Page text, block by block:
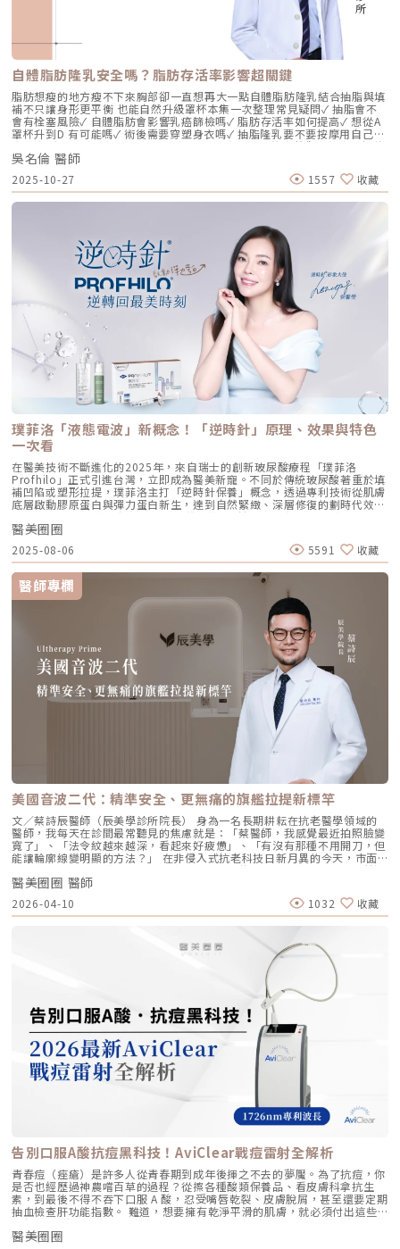
藥集團。身為專業醫師，我非常看重產品的「純淨度」與「穩定性」。
Profhilo 之所以能在國際醫美界佔有一席之地，在於其革命性的
NAHYCO™ 專利熱融合技術。1. 醫學界的「純淨」突破：無化學交聯劑一
般玻尿酸為了維持在體內的時間，必須添加化學交聯劑（如 BDDE）。雖然
這在合法範圍內是安全的，但對於過敏體質或追求極致天然的客戶來說，仍
存在延遲性發炎的風險。Profhilo逆時針 透過精確的加熱與降溫製程，讓
高分子與低分子玻尿酸產生自然的氫鍵鍵結，完全不含 BDDE。這意味著它
具備極高的「生物相容性」，注射後能與人體組織完美融合。2. 高低分子玻
尿酸的「黃金比例」Profhilo 含有目前市面上極高濃度的玻尿酸
（64mg/2ml），它結合了： 高分子量玻尿酸（H-HA）：提供穩定的物理
支撐與深層鎖水，改善鬆弛。 低分子量玻尿酸（L-HA）：作為傳遞信號的
分子，直接活化真皮層內的纖維母細胞，誘導膠原蛋白與彈力蛋白新生。這
種「1+1 > 2」的協同作用，讓 Profhilo 在進入皮膚後，能像液態電波一
樣迅速擴散，全面性地改善膚質。三、 3 種細胞與 5 種蛋白：解開「液態
電波」的逆齡關鍵在辰美學的診間，我常跟客戶解釋，Profhilo 就像是為
肌膚施加了一種「啟動指令」。它不僅僅是補水，而是啟動了「3+5 逆齡機
制」： 活化 3 種關鍵細胞： 纖維母細胞：這是皮膚的「膠原工廠」。 角質
胞：幫助恢復皮下組織的飽滿感，減緩隨著年齡增長的皮下萎縮。 啟動 5
種關鍵結構蛋白：包括 I 型、III 型、IV 型、VII 型膠原蛋白以及最關鍵的彈
力蛋白。這種全方位的重塑效果，能讓下顎線變清晰，讓細紋從底層淡化。
這就是為什麼它被暱稱為「液態電波」。電波是靠「熱能」刺激新生，而
Profhilo 是靠「生物分子信號」啟動新生。對於皮膚薄、怕痛或不適合高
能量儀器的客戶來說，這是一個非常理想的選擇。四、 蔡醫師的精準美
學：BAP 五點拉提點位解析施打 Profhilo 是一門藝術。我們採用國際標準
的 BAP（Bio Aesthetic Points）五點拉提打法，這五個點是避開重要血
管、精準對準臉部支撐結構的黃金位置： [1] 顴骨高點： 位於顴骨最突出的
地方，需離眼睛外側至少 2 公分。能像掛鉤一樣，為中臉提供向上向外的支
撐力。 [2] 鼻翼與瞳孔垂直線交界： 在鼻翼與耳廓之間畫出水平線，再從瞳
孔中線畫垂直線，兩線交交叉處作為注射點。能有效改善法令紋，飽滿面中
部。 [3] 耳廓下前緣： 位於耳廓下緣的前方約 1 公分處。是收緊臉部外側
輪廓、強化下頷線條的關鍵。 [4] 下頷嘴角交界： 在下巴中軸線的三分之一
處畫垂直線，再向唇角方向移動 1.5 公分。可以修飾木偶紋，改善嘴角下
垂。 [5] 下顎角前緣： 位於下顎角前側約 1 公分處。幫助拉緊腮幫子多餘
的鬆弛組織，讓下顎線條清晰。五、 哪些部位最適合 Profhilo 逆時針？
Profhilo 逆時針之所以能成為抗老界的寵兒，不僅是因為它的成分純淨，
更因為它解決了傳統醫美難以觸及的「盲區」。它不靠體積填充，而是透過
「液態拉皮」的概念，從根本提升肌膚彈性。以下四個部位是我在臨床運用
中最推薦的：1. 臉部液態拉皮：BAP 五點精準誘導這是 Profhilo 的核心應
用。與傳統玻尿酸增加臉部「厚重感」或「體積支撐」的邏輯完全不同，
Profhilo 本質上是液態拉皮。我們採用國際標準的 BAP（Bio Aesthetic
Points）五點注射法，這五個點是避開重要血管、精準將玻尿酸導入真皮層
的黃金位置： 顴骨高點：啟動中臉肌膚的生物重塑，優化張力。 鼻翼瞳孔
交界：透過提升肌膚彈力，自然弱化法令紋的視覺感。 耳廓下前緣：強化
臉部外側緊緻度，讓輪廓不再鬆垮。 下頷嘴角交界：改善嘴角周圍的鬆
弛，恢復皮膚原有的拉力。 下顎角前緣：誘導彈力蛋白新生，收緊下頷邊
緣的曲線。這五個點位並非用來「填充凹陷」，而是作為信號啟動點，讓玻
尿酸在皮下如水幕般擴散，誘導彈力蛋白大量新生，像是在皮下植入了一層
隱形的「彈力網」，讓下顎線與中臉自然回歸緊緻狀態。2. 火雞頸與橫向頸
紋：修復彈力纖維的救星頸部皮膚極薄，且缺乏支撐結構，老化多半是因為
彈力纖維斷裂。傳統填充型玻尿酸因為有化學交聯，施打後容易因重力或皮
膚過薄而產生凸起（毛毛蟲現象）。Profhilo 具備極佳的流動性，能均勻
滲透進頸部真皮層，不是填平皺紋，而是從底層重塑頸部肌膚的厚度與張
力，是目前改善頸部質感的首選。3. 手背（雞爪手）：重建真皮層的緊實度
雙手最容易因彈力蛋白流失而顯得乾癟、血管明顯。Profhilo 透過「非填
充」的方式，啟動手背肌膚的自我修復機制。它不僅是補水，更是透過生物
重塑增加組織的彈性與結構感，讓手背肌膚恢復細緻平滑，找回如少女般優
雅的肌膚張力。4. 口周細紋：自然軟化而不僵硬對於愛笑或年長客戶常見的
唇周紋，若使用傳統填充物，常會因為增加了體積而讓表情變得僵硬。
Profhilo 透過液態拉皮的原理，在不改變五官比例的前提下，誘導唇周肌
膚新生彈力蛋白，從底層「軟化」細小紋路，讓整個人看起來更加柔和、自
然。六、 蔡醫師的診間建議：如何規劃妳的「逆時針」計畫？在辰美學，
我們追求的是「長效且細膩」的美，而非瞬間的煙火式改變。針對初次接觸
Profhilo 逆時針 的客戶，我通常會建議以「週期性重塑」的方式來規劃妳
的專屬美學地圖：1. 基礎療程：建議至少進行 2 至 3 次為了達到最佳的彈
力蛋白新生與肌底環境優化，單次施打僅是啟動信號，完整的重塑需要時間
堆疊： 啟動期（第 1 次與第 2 次）： 建議間隔 1 個月施打。這兩次密集的
治療能確保高濃度玻尿酸在真皮層內建立穩固的擴散網絡，全面活化纖維母
細胞。 強化期（第 2 次與第 3 次）： 建議間隔3到6個月進行第三次施打。
這是一個關鍵的鞏固點，能延續細胞的再生信號，讓拉皮效果更具層次感。
維持期： 經過這 3 次完整的週期療程後，肌膚的緊緻度與細緻質感通常可
以維持九個月左右的時間。2.術後照護：輕盈無負擔的修復由於 Profhilo
是極高純度的玻尿酸且不含化學交聯劑，術後反應極輕。只需在 24 小時內
避免劇烈運動與高溫環境（如溫泉、蒸氣室、高溫瑜伽），其餘日常生活、
上妝均不受影響，非常適合行程滿檔的都會女性。結語：美，是找回妳原本
的自然光采抗老不應該是「加法」，而是「還原」。Profhilo 逆時針的哲
學與辰美學的理念不謀而合：我們不希望客戶變得不像自己，我們希望妳在
未來的日子裡，依然保有那份緊緻、透亮的彈力美感。妳不需要厚重的粉底
來遮蓋疲態，因為最美的底妝，就是妳健康的真皮層。如果妳也想體驗這種
「由內而外」的重塑感，歡迎來到辰美學，讓我們為妳量身定制專屬的逆齡
處方箋。「詳細內容請詳見辰美學官網」
自體脂肪隆乳安全嗎？脂肪存活率影響超關鍵
脂肪想瘦的地方瘦不下來胸部卻一直想再大一點自體脂肪隆乳結合抽脂與填
補不只讓身形更平衡 也能自然升級罩杯本集一次整理常見疑問✓ 抽脂會不
會有栓塞風險✓ 自體脂肪會影響乳癌篩檢嗎✓ 脂肪存活率如何提高✓ 想從A
罩杯升到D 有可能嗎✓ 術後需要穿塑身衣嗎✓ 抽脂隆乳要不要按摩用自己的
脂肪 打造柔軟真實的胸型適合誰 怎麼做 最有效將給妳完整觀念與安心評估
依據重點摘要：0:00 #她說他說0:40 #自體脂肪隆乳v.s.#假體隆乳 想要哪
一樣？1:02 關於手術安全性 #自體隆乳2:12 不同的抽脂方式 #脂肪存活率
會一樣嗎？3:16 關於抽脂安全 #脂肪栓塞問題 ？4:09 關於手術安全性 #矽
膠隆乳相關影片：• 罩杯升級前必看，自體脂肪豐胸解析！ EP20• 男生
女乳好尷尬，胸部困擾的隱藏原因你有嗎？ EP24• 抽就對了？抽脂局部雕
@aclinichttps://lin.ee/zGPja49▼詢問整形大小事https://answer-
clinic.com/▼詢問皮膚大小事https://answer-skin.com/▼詢問變美大小
事https://answer-skincare.com/安瑟美膚整形外科診所
FBhttps://www.facebook.com/AnswerClinic安瑟美膚整形外科診所
IGhttps://www.instagram.com/aclinic.group/吳名倫醫師：Dr.Allen 整
形醫美體塑學苑https://www.facebook.com/drallenbody吳名倫醫師
IGhttps://www.instagram.com/psdr_allen/安瑟美膚整形外科診所地
址：臺北市大安區安和路一段113號2樓之1電話：（02）7709-9398
吳名倫 醫師
2025-10-27 1557 收藏
璞菲洛「液態電波」新概念！「逆時針」原理、效果與特色
一次看
在醫美技術不斷進化的2025年，來自瑞士的創新玻尿酸療程「璞菲洛
Profhilo」正式引進台灣，立即成為醫美新寵。不同於傳統玻尿酸著重於填
補凹陷或塑形拉提，璞菲洛主打「逆時針保養」概念，透過專利技術從肌膚
底層啟動膠原蛋白與彈力蛋白新生，達到自然緊緻、深層修復的劃時代效
果。 Profhilo更邀請郭台銘夫人曾馨瑩擔任形象大使，迅速成為市場焦
點。我們將帶你全面認識這項創新療程，從作用原理、五大特色到適合對象
與常見問題，一次搞懂「逆時針玻尿酸」的魅力！ 璞菲洛Profhilo是什
麼？ 璞菲洛是一項注射型玻尿酸產品，由瑞士IBSA研發，正式名稱為「高
低分子玻尿酸皮下植入劑」，在台灣獲得衛福部核准，俗稱為「逆時針」。
與傳統玻尿酸不同，璞菲洛不以填補凹陷為目的，而是透過生物重塑（bio-
remodeling）方式，喚醒肌膚自身的修復機能，促進膠原蛋白和彈力蛋白
的生成，達到自然緊緻與改善膚質的效果。璞菲洛Profhilo的五大特色璞菲
洛之所以能引發醫美界關注，主要在於它與傳統玻尿酸有著本質上的不同，
透過獨特技術從根本上改善肌膚狀態。以下是璞菲洛最突出的五大特色：1.
獨特「生物重塑」機制：啟動膠原與彈力蛋白再生璞菲洛的核心技術採用專
利高、低分子量玻尿酸複合配方，在不添加交聯劑的情況下，能刺激皮膚深
層的纖維母細胞、角質細胞和脂肪細胞，促使膠原蛋白和彈力蛋白大量新
生，從源頭改善肌膚鬆弛與老化問題。2. 全面改善膚況：不只填補，更提升
整體膚質有別於傳統玻尿酸的局部填充，璞菲洛注射後會均勻擴散至皮膚的
真皮層與皮下組織。這使得它能全面性地改善肌膚，包括： 提升肌膚緊實
度與彈性 深層補水、改善乾燥與粗糙 減少細紋、改善膚色不均3. 自然柔和
的效果：告別「饅化臉」璞菲洛的質地較輕盈、流動性高，主要作用提升肌
膚本身的飽滿度與光澤，而不是增加額外體積。因此，能帶來自然、柔和的
改善效果，避免了傳統填充劑可能導致的僵硬或「饅化」現象，讓你看起來
就像是膚況變好了，而不是動了手腳。4. 獨創 BAP 五點注射技術：療程更
舒適、更快速採用獨家的 BAP (Bio Aesthetic Points) 五點注射技術。醫師
只需在臉部兩側各選擇五個精準的生物美學點進行注射，就能讓玻尿酸均勻
擴散至全臉。這大大減少了注射的針數和疼痛感，也降低了術後瘀青和腫脹
的機率，讓療程更加舒適、快速。5. 高濃度、不含交聯劑：安全性高、低發
炎風險以高濃度玻尿酸為主要成分，且製程中不使用任何化學交聯劑，能有
效降低注射後的發炎反應與過敏風險。同時，也經過多項國際認證，確保了
產品的純淨與安全性。逆時針（Profhilo） vs. 傳統玻尿酸比較 療程名稱
逆時針 (Profhilo) 傳統玻尿酸填充劑 主要功能 「生物重塑」(Bio-
remodeling)， 刺激膠原蛋白和彈力蛋白再生，從根本改善膚質 「填充」
和「支撐」， 用於填補凹陷、雕塑輪廓 成分組成 專利技術結合高低分子玻
尿酸， 64mg/2ml 高濃度，無交聯劑 玻尿酸會添加交聯劑，以增加黏度和
支撐力， 能維持體積不被快速分解 作用機制 注射後會均勻擴散至皮膚深
視個人體質、代謝與保養習慣而異） 約6～18個月 （因品牌、分子大小及
個人體質而異） 值得一提的是，它不像音波拉提需要靠機器操作、產生熱
能導致術後紅腫，也不會像玻尿酸填充容易造成過度膨脹的人工感，而是像
「智慧型保養」，漸進式修復你的肌膚底層架構。哪些人適合做璞菲洛？
Profhilo不僅適合輕熟女族群，也非常適合希望改善整體膚況、延緩老化的
人。尤其推薦給以下族群： 面臨初老症狀者： 臉部、頸部或手部出現細
紋、輕微鬆弛，以及肌膚彈性下降、缺乏緊實感的人。 膚質困擾者： 肌膚
乾燥、毛孔粗大、膚色不均或膚質粗糙，希望透過深層保濕來全面提升膚況
的人。 追求自然效果者： 不希望外觀有大幅度改變，只想透過自然、漸進
的方式讓自己看起來更年輕、更有氣色。 對其他療程敏感者： 曾對雷射、
能量儀器等療程反應較大，或希望尋找一種低風險、低修復期的保養方式。
忙碌但仍想維持好氣色的族群非常友善。璞菲洛療程建議與效果說明璞菲洛
建議以三次療程為一完整週期，前兩次治療間隔約30天，第三次則可延長至
4至6個月後進行。必要時，醫師會根據患者肌膚老化程度，評估是否安排加
強治療，以達到最佳效果。大部分患者在首次治療後約2至4週，能感受到肌
膚保濕度提升與質感柔嫩。完整療程結束後，肌膚彈性、細緻度與毛孔緊實
度明顯改善，效果可維持數月，期間因人而異，與個人膚質及保養習慣相
關。針對肌膚老化較嚴重的患者，醫師會提供客製化療程方案，確保治療成
效符合期待。為何完成完整療程後仍需定期補打？雖然Profhilo在第一年完
醫美圈圈
2025-08-06 5591 收藏
醫師專欄
美國音波二代：精準安全、更無痛的旗艦拉提新標竿
文／蔡詩辰醫師（辰美學診所院長） 身為一名長期耕耘在抗老醫學領域的
醫師，我每天在診間最常聽見的焦慮就是：「蔡醫師，我感覺最近拍照臉變
寬了」、「法令紋越來越深，看起來好疲憊」、「有沒有那種不用開刀，但
能讓輪廓線變明顯的方法？」 在非侵入式抗老科技日新月異的今天，市面
上的音波儀器琳瑯滿目。但每當病患詢問我最信任哪一台儀器時，我的首選
始終是 Ultherapy 美國音波。而在 2026 年的現在，隨著 Ultherapy
Prime（美音二代） 的問世，醫美界正式進入了「精準醫療」的新紀元。這
篇文章，我將以專業醫師的角度，深度拆解為什麼美音二代會成為我臨床治
療的核心，以及它如何重新定義抗老的黃金標準。一、 為什麼「看得到」
跟病患分享一個觀念：音波拉提不是「能量越強越好」，而是「能量要打在
對的地方」。每個人的皮膚厚度、皮下脂肪分布、筋膜層（SMAS）的深
度，甚至是神經血管的走勢都完全不同。即便是在同一個人的臉上，左側與
右側的組織密度也存在差異。傳統的音波療程多半屬於「盲打」，醫師只能
憑藉經驗去推測深度，這就像是在迷霧中航行，風險與不穩定性自然較高。
1.1 精準醫療的「透視眼」最新的Ultherapy Prime 美國音波二代搭載了升
級版 DeepSEE® 即時影像技術。在施打的每一條能量時，我都能透過 2X 高
清螢幕清晰地看見病患當下的組織層級。這意味著： 避開神經與骨頭：大
幅降低因能量落點錯誤導致的劇痛或副作用。 精準鎖定 SMAS 筋膜層：確
保每一發熱凝結點都精確落在支撐輪廓的關鍵地基上。 即時監控探頭貼合
度：防止因貼合不全導致的表皮燙傷。二、 三種鬆弛型態：妳需要的是
「拉提」還是「緊緻」？很多客人到診間會直接說：「我要打音波。」但我
通常會先進行細緻的觸診與影像觀察，因為「鬆弛」其實分為不同層次。如
果診斷錯誤，治療效果就會大打折扣。我將臉部老化歸納為三種主要型態，
並給予不同的客製化建議：2.1 筋膜鬆弛型（結構下垂）這是最適合美國音
墜。這類問題的根源在於 SMAS 筋膜層失去張力，需要透過美音二代深達
4.5mm 的聚焦能量，從地基進行「拉提」。2.2 表皮鬆弛型（膚質鬆軟）
如果妳覺得臉部皮膚軟爛、毛孔粗大、布滿細紋，這通常是真皮層膠原蛋白
流失。此時我會建議以「無雙電波」或「鳳凰電波」為主，強化表層的「緊
緻」，若能搭配美音二代 1.5mm 或 3.0mm 的探頭進行分層治療，效果會
更全面。2.3 脂肪下移型（贅肉堆積）有些人老化表現是法令紋上方擠出一
塊肉，或是出現明顯的雙下巴。這類族群除了筋膜拉提，還需要美音二代對
脂肪組織產生的微熱效應來進行收斂，收緊鬆贅組織，恢復線條的俐落感。
三、 關於痛感與效果：二代真的不一樣嗎？「醫師，聽說美國音波非常
醫美圈圈 醫師
2026-04-10 1032 收藏
告別口服A酸抗痘黑科技！AviClear戰痘雷射全解析
青春痘（痤瘡）是許多人從青春期到成年後揮之不去的夢魘。為了抗痘，你
是否也經歷過神農嚐百草的過程？從擦各種酸類保養品、看皮膚科拿抗生
素，到最後不得不吞下口服 A 酸，忍受嘴唇乾裂、皮膚脫屑，甚至還要定期
抽血檢查肝功能指數。 難道，想要擁有乾淨平滑的肌膚，就必須付出這些
代價嗎？ 隨著醫學美容科技的進步，抗痘治療終於迎來了劃時代的突破。
全球首款獲得美國 FDA 認證，專門針對「皮脂腺」進行治療的 AviClear 戰
醫美圈圈